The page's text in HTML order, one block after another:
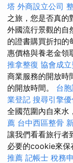
塔 外商設立公司
之旅，您是否真的
外國流行景觀的自
的證書購買折扣的
惠價格與養老金領
推拿整復 協會成
商業服務的開放時
的開放時間。 台
業登記 搜尋引擎
全國范圍內自來水
薦 台中西區整骨
讓我們看看旅行者
必要的cookie來保
推薦 記帳士 稅務